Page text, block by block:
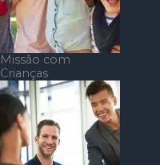
Missão com
Crianças